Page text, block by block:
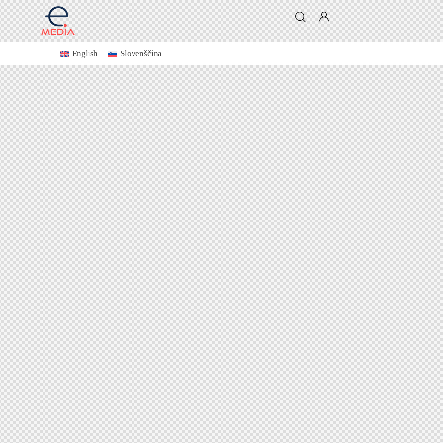
English Slovenščina